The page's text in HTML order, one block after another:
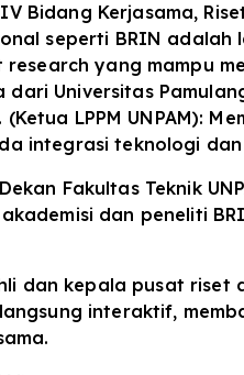
Bidang Kerjasama,
seperti BRIN
yang mampu
Universitas
(Ketua LPPM
integrasi teknologi
(Dekan Fakultas Teknik
dan peneliti
dan kepala pusat
interaktif,